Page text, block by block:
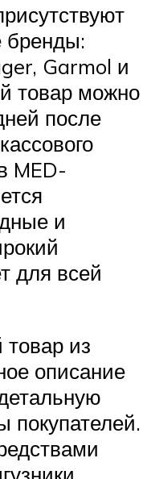
бренды:
Garmol и
товар можно
после
MED-
и
для всей
из
описание